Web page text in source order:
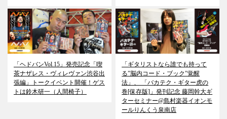
「ヘドバンVol.15」発売記念「喫
茶ナザレス・ヴィレヴァン渋谷出
張編」トークイベント開催！ゲス
トは鈴木研一（人間椅子）
「ギタリストなら誰でも持って
る”脳内コード・ブック”覚醒
法」、 「バカテク・ギター虎の
巻[保存版]」発刊記念 藤岡幹大ギ
ターセミナー@島村楽器イオンモ
ールりんくう泉南店